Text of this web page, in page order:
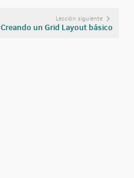
Lección siguiente
Creando un Grid Layout básico